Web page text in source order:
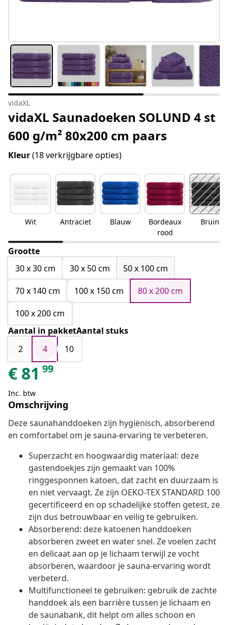
vidaXL
vidaXL Saunadoeken SOLUND 4 st
600 g/m² 80x200 cm paars
Kleur(18 verkrijgbare opties)
Wit Antraciet Blauw
Bordeaux
rood
Bruin
Grootte
30 x 30 cm
30 x 50 cm
50 x 100 cm
70 x 140 cm
100 x 150 cm
80 x 200 cm
100 x 200 cm
Aantal in pakketAantal stuks
2
4 10
€ 81 99
Inc. btw
Omschrijving
Deze saunahanddoeken zijn hygiënisch, absorberend
en comfortabel om je sauna-ervaring te verbeteren.
Superzacht en hoogwaardig materiaal: deze
gastendoekjes zijn gemaakt van 100%
ringgesponnen katoen, dat zacht en duurzaam is
en niet vervaagt. Ze zijn OEKO-TEX STANDARD 100
gecertificeerd en op schadelijke stoffen getest, ze
zijn dus betrouwbaar en veilig te gebruiken.
Absorberend: deze katoenen handdoeken
absorberen zweet en water snel. Ze voelen zacht
en delicaat aan op je lichaam terwijl ze vocht
absorberen, waardoor je sauna-ervaring wordt
verbeterd.
Multifunctioneel te gebruiken: gebruik de zachte
handdoek als een barrière tussen je lichaam en
de saunabank, dit helpt om alles schoon en